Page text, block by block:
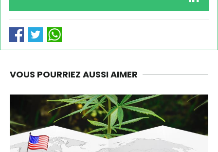
VOUS POURRIEZ AUSSI AIMER